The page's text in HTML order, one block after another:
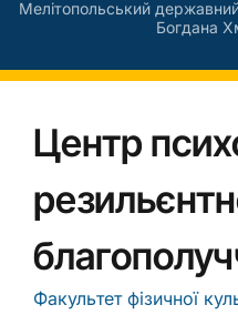
Мелітопольський державний
Богдана
Центр
Факультет фізичної